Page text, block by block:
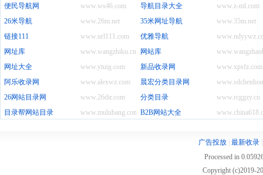
www.ws46.com
便民导航网 www.z-ml.com
导航目录大全
www.26m.net
26米导航 www.35m.net
35米网址导航
www.url111.com
链接111
优雅导航
www.wangzhiku.cn
网址库
网站库
www.ytuig.com
网址大全 www.xpsfz.com
新品收录网
www.alexwz.com
阿乐收录网
晨宏分类目录网
www.26dir.com
26网站目录网 www.rcggzy.cn
分类目录
www.mulubang.com
目录帮网站目录 B2B网站大全
广告投放 最新收录
Processed in
Copyright (c)2019-